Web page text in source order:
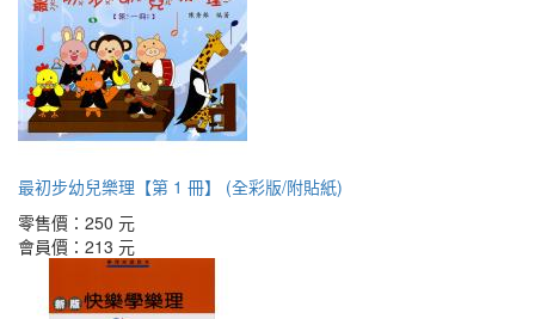
最初步幼兒樂理【第 1 冊】 (全彩版/附貼紙)
零售價： 250 元
會員價： 213 元